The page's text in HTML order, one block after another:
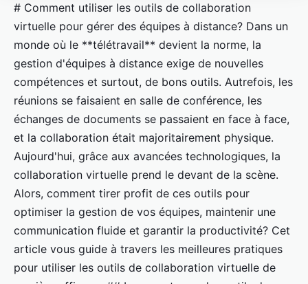
# Comment utiliser les outils de collaboration
virtuelle pour gérer des équipes à distance? Dans un
monde où le **télétravail** devient la norme, la
gestion d'équipes à distance exige de nouvelles
compétences et surtout, de bons outils. Autrefois, les
réunions se faisaient en salle de conférence, les
échanges de documents se passaient en face à face,
et la collaboration était majoritairement physique.
Aujourd'hui, grâce aux avancées technologiques, la
collaboration virtuelle prend le devant de la scène.
Alors, comment tirer profit de ces outils pour
optimiser la gestion de vos équipes, maintenir une
communication fluide et garantir la productivité? Cet
article vous guide à travers les meilleures pratiques
pour utiliser les outils de collaboration virtuelle de